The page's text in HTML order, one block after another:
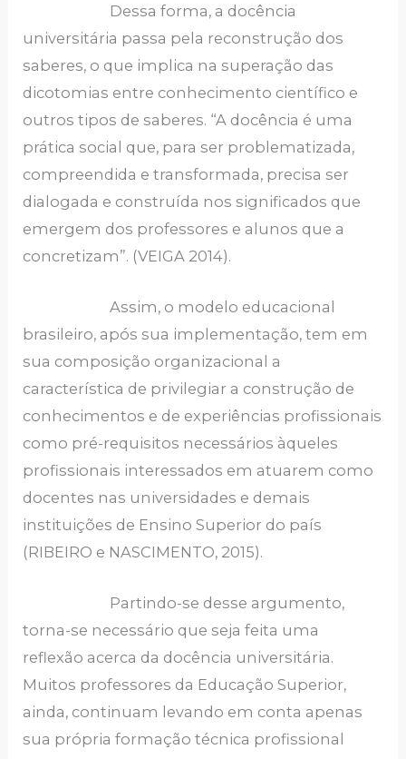
Dessa forma, a docência
universitária passa pela reconstrução dos
saberes, o que implica na superação das
dicotomias entre conhecimento científico e
outros tipos de saberes. “A docência é uma
prática social que, para ser problematizada,
compreendida e transformada, precisa ser
dialogada e construída nos significados que
emergem dos professores e alunos que a
concretizam”. (VEIGA 2014).
Assim, o modelo educacional
brasileiro, após sua implementação, tem em
sua composição organizacional a
característica de privilegiar a construção de
conhecimentos e de experiências profissionais
como pré-requisitos necessários àqueles
profissionais interessados em atuarem como
docentes nas universidades e demais
instituições de Ensino Superior do país
(RIBEIRO e NASCIMENTO, 2015).
Partindo-se desse argumento,
torna-se necessário que seja feita uma
reflexão acerca da docência universitária.
Muitos professores da Educação Superior,
ainda, continuam levando em conta apenas
sua própria formação técnica profissional